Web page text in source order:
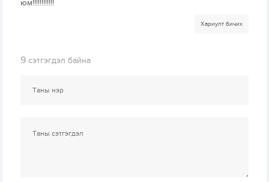
юм!!!!!!!!!!!!
Хариулт бичих
9 сэтгэгдэл байна